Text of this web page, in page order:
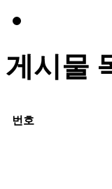
게시물
번호